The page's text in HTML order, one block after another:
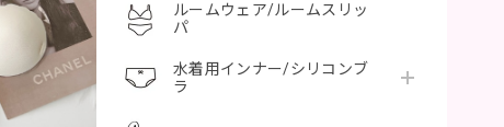
ルームウェア/ルームスリッ
パ
水着用インナー/シリコンブ
ラ